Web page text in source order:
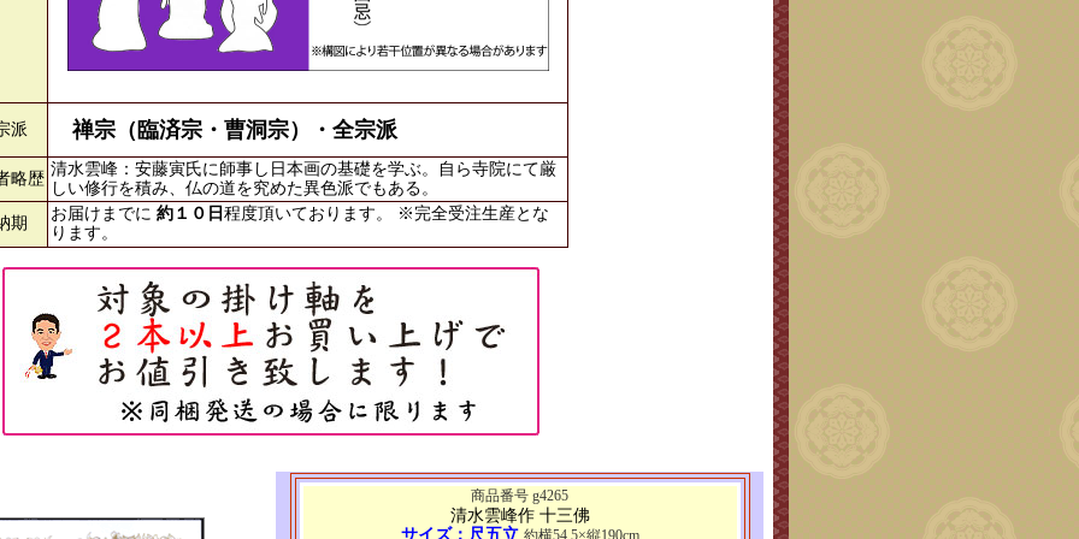
派 禅宗（臨済宗・曹洞宗）・全宗派
略歴
清水雲峰：安藤寅氏に師事し日本画の基礎を学ぶ。自ら寺院にて厳
しい修行を積み、仏の道を究めた異色派でもある。
期
お届けまでに 約１０日 程度頂いております。 ※完全受注生産とな
ります。
商品番号 g4265
清水雲峰作 十三佛
サイズ：尺五立 約横54.5×縦190cm